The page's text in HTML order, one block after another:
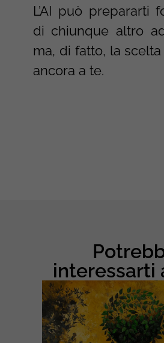
L’AI può prepararti
di chiunque altro
ma, di fatto, la
ancora a te.
interessarti